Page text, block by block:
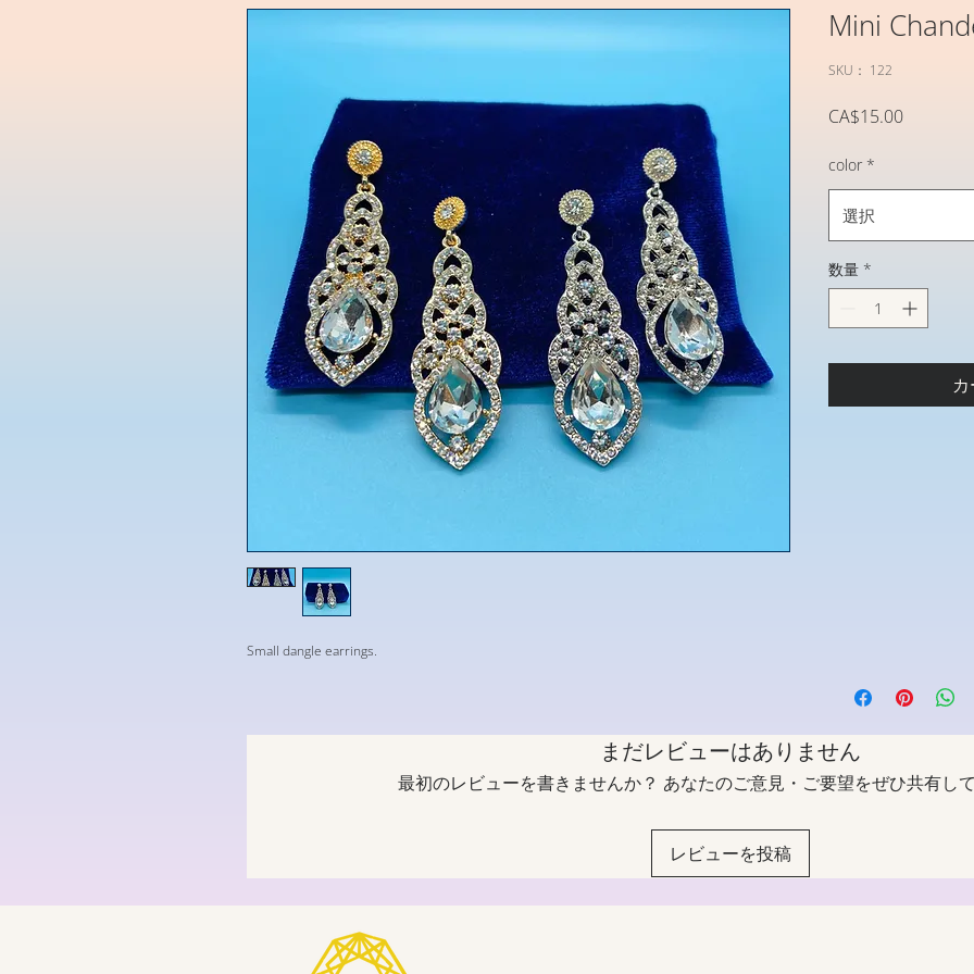
Small dangle earrings.
Mini
SKU： 122
CA$15.00価
color *
選択
数量 *
まだレビューはありません
最初のレビューを書きませんか？ あなたのご意見・ご要望をぜひ共有して
レビューを投稿